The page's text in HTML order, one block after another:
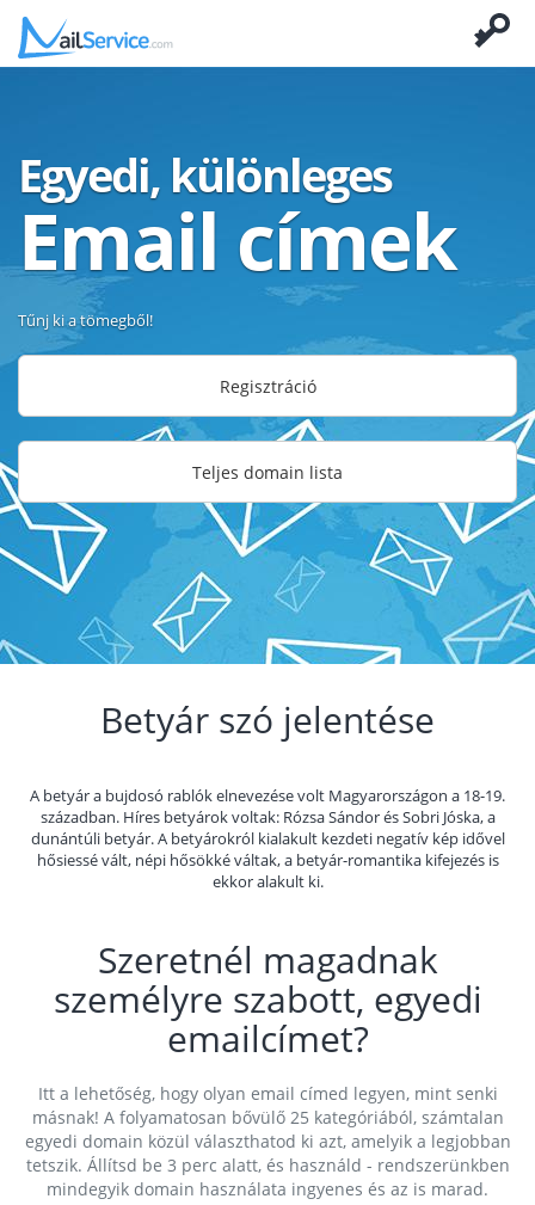
Egyedi, különleges
Email címek
Tűnj ki a tömegből!
Regisztráció
Teljes domain lista
Betyár szó jelentése
A betyár a bujdosó rablók elnevezése volt Magyarországon a 18-19.
században. Híres betyárok voltak: Rózsa Sándor és Sobri Jóska, a
dunántúli betyár. A betyárokról kialakult kezdeti negatív kép idővel
hősiessé vált, népi hősökké váltak, a betyár-romantika kifejezés is
ekkor alakult ki.
Szeretnél magadnak
személyre szabott, egyedi
emailcímet?
Itt a lehetőség, hogy olyan email címed legyen, mint senki
másnak! A folyamatosan bővülő 25 kategóriából, számtalan
egyedi domain közül választhatod ki azt, amelyik a legjobban
tetszik. Állítsd be 3 perc alatt, és használd - rendszerünkben
mindegyik domain használata ingyenes és az is marad.